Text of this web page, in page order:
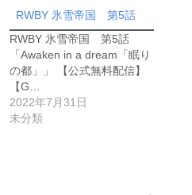
RWBY 氷雪帝国 第5話
RWBY 氷雪帝国 第5話
「Awaken in a dream「眠り
の都」」 【公式無料配信】
【G…
2022年7月31日
未分類